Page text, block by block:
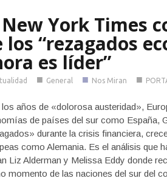
New York Times
los “rezagados
es líder”
■ General ■ Nos Miran ■
los años de «dolorosa austeridad»,
de países del sur como España,
durante la crisis financiera,
como Alemania. Es el análisis que
Liz Alderman y Melissa Eddy donde
momento de las naciones del sur del